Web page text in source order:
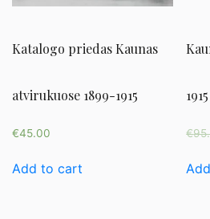
Katalogo priedas Kaunas
atvirukuose 1899-1915
€45.00
Add to cart
1915
€